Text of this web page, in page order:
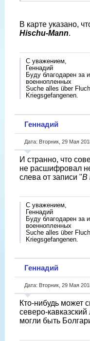
В карте указано,
Hischu-Mann.
С уважением,
Геннадий
Буду благодарен за
военнопленных
Suche alles über
Kriegsgefangenen.
Геннадий
Дата: Вторник, 29 Мая
И странно, что
не расшифровал
слева от записи "В
С уважением,
Геннадий
Буду благодарен за
военнопленных
Suche alles über
Kriegsgefangenen.
Геннадий
Дата: Вторник, 29 Мая
Кто-нибудь может
северо-
могли быть